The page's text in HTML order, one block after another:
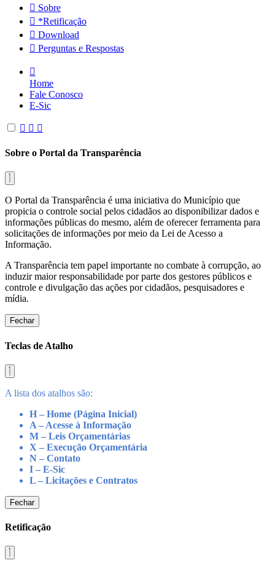
Sobre
*Retificação
Download
Perguntas e Respostas
Home
Fale Conosco
E-Sic
Sobre o Portal da Transparência
O Portal da Transparência é uma iniciativa do Município que
propicia o controle social pelos cidadãos ao disponibilizar dados e
informações públicas do mesmo, além de oferecer ferramenta para
solicitações de informações por meio da Lei de Acesso a
Informação.
A Transparência tem papel importante no combate à corrupção, ao
induzir maior responsabilidade por parte dos gestores públicos e
controle e divulgação das ações por cidadãos, pesquisadores e
mídia.
Fechar
Teclas de Atalho
A lista dos atalhos são:
H – Home (Página Inicial)
A – Acesse à Informação
M – Leis Orçamentárias
X – Execução Orçamentária
N – Contato
I – E-Sic
L – Licitações e Contratos
Fechar
Retificação